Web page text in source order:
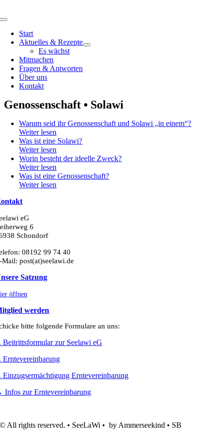
Inhalt
Toggle
Navigation
Start
Aktuelles & Rezepte
Es wächst
Mitmachen
Fragen & Antworten
Über uns
Kontakt
Genossenschaft • Solawi
Warum seid ihr Genossenschaft und Solawi „in einem“?
Weiter lesen
Was ist eine Solawi?
Weiter lesen
Worin besteht der ideelle Zweck?
Weiter lesen
Was ist eine Genossenschaft?
Weiter lesen
eG
6
Schondorf
08192 99 74 40
Mail: post(at)seelawi.de
Satzung
öffnen
werden
bitte folgende Formulare an uns:
Beitrittsformular zur Seelawi eG
Erntevereinbarung
Einzugsermächtigung Erntevereinbarung
Infos zur Erntevereinbarung
© All rights reserved. • SeeLaWi • by Ammerseekind • SB